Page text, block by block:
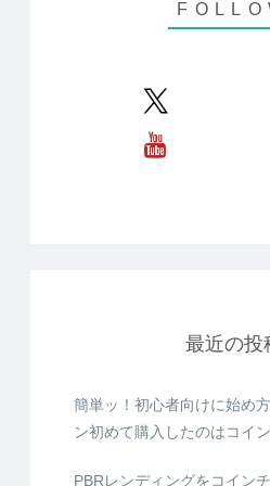
最近の投
簡単ッ！初心者向けに始め
ン初めて購入したのはコイン
PBRレンディングをコイン